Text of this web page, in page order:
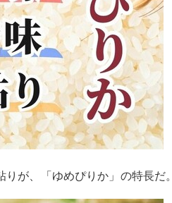
が、「ゆめぴりか」の特長だ。